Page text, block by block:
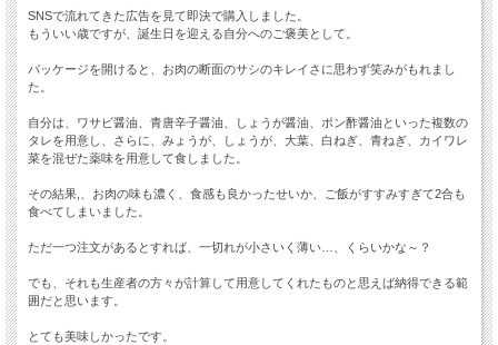
SNSで流れてきた広告を見て即決で購入しました。
もういい歳ですが、誕生日を迎える自分へのご褒美として。
パッケージを開けると、お肉の断面のサシのキレイさに思わず笑みがもれまし
た。
自分は、ワサビ醤油、青唐辛子醤油、しょうが醤油、ポン酢醤油といった複数の
タレを用意し、さらに、みょうが、しょうが、大葉、白ねぎ、青ねぎ、カイワレ
菜を混ぜた薬味を用意して食しました。
その結果,、お肉の味も濃く、食感も良かったせいか、ご飯がすすみすぎて2合も
食べてしまいました。
ただ一つ注文があるとすれば、一切れが小さいく薄い…、くらいかな～？
でも、それも生産者の方々が計算して用意してくれたものと思えば納得できる範
囲だと思います。
とても美味しかったです。